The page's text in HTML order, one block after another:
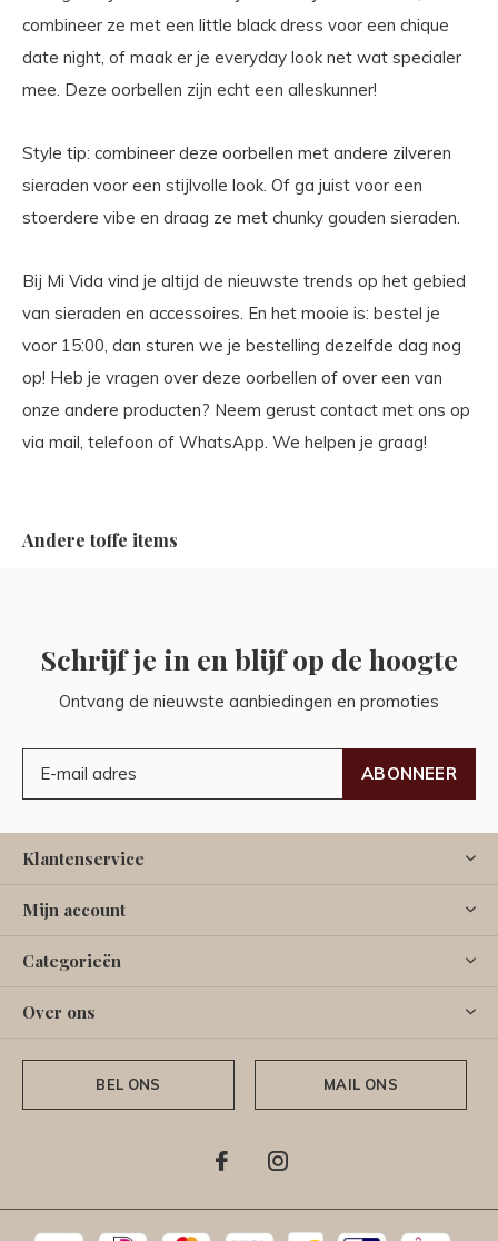
combineer ze met een little black dress voor een chique
date night, of maak er je everyday look net wat specialer
mee. Deze oorbellen zijn echt een alleskunner!
Style tip: combineer deze oorbellen met andere zilveren
sieraden voor een stijlvolle look. Of ga juist voor een
stoerdere vibe en draag ze met chunky gouden sieraden.
Bij Mi Vida vind je altijd de nieuwste trends op het gebied
van sieraden en accessoires. En het mooie is: bestel je
voor 15:00, dan sturen we je bestelling dezelfde dag nog
op! Heb je vragen over deze oorbellen of over een van
onze andere producten? Neem gerust contact met ons op
via mail, telefoon of WhatsApp. We helpen je graag!
Andere toffe items
Schrijf je in en blijf op de hoogte
Ontvang de nieuwste aanbiedingen en promoties
ABONNEER
Klantenservice
Mijn account
Categorieën
Over ons
BEL ONS MAIL ONS